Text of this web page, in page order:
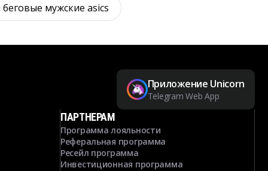
мужские asics
Приложение Unicorn
Telegram Web App
ПАРТНЕРАМ
Программа лояльности
Реферальная программа
Ресейл программа
Инвестиционная программа